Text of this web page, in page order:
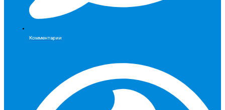
Комментарии